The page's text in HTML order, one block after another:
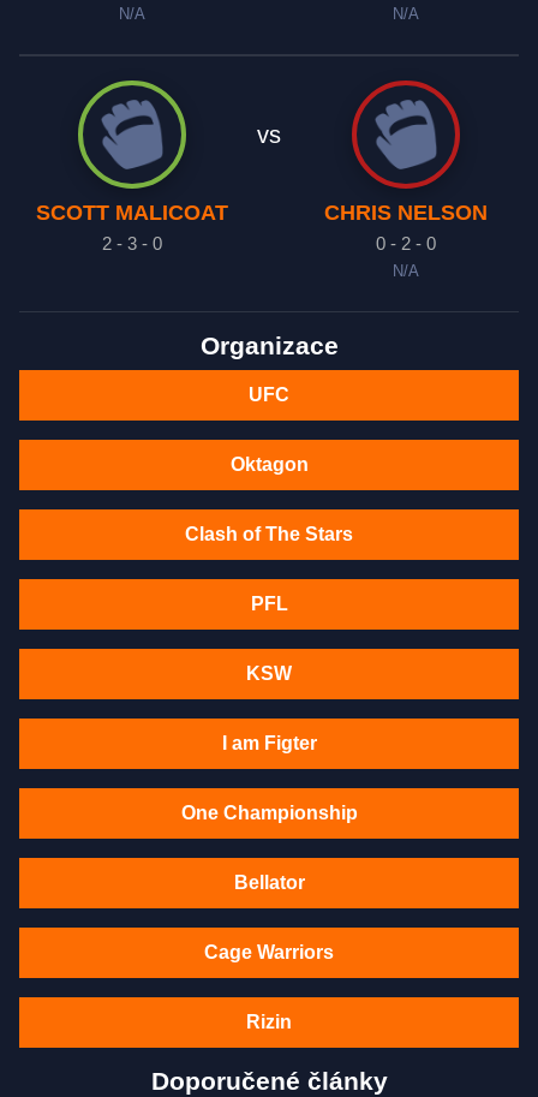
N/A N/A
SCOTT MALICOAT
2 - 3 - 0
vs
CHRIS NELSON
0 - 2 - 0
N/A
Organizace
UFC
Oktagon
Clash of The Stars
PFL
KSW
I am Figter
One Championship
Bellator
Cage Warriors
Rizin
Doporučené články